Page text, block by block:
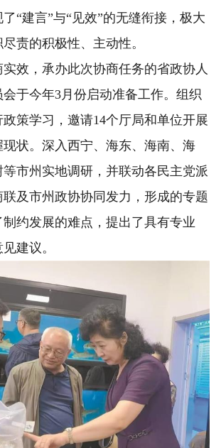
“建言”与“见效”的无缝衔接，极大
责的积极性、主动性。
，承办此次协商任务的省政协人
于今年3月份启动准备工作。组织
策学习，邀请14个厅局和单位开展
状。深入西宁、海东、海南、海
市州实地调研，并联动各民主党派
及市州政协协同发力，形成的专题
约发展的难点，提出了具有专业
建议。